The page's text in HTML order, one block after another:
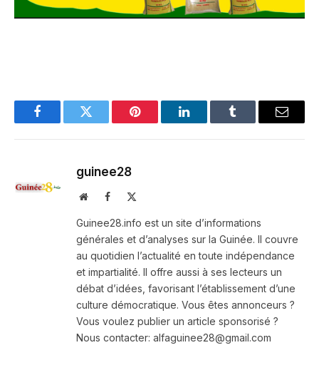
FacebookTwitter Pinterest LinkedInTumblr Email
guinee28
WebsiteFacebook
Guinee28.info est un site d’informations
générales et d’analyses sur la Guinée. Il couvre
au quotidien l’actualité en toute indépendance
et impartialité. Il offre aussi à ses lecteurs un
débat d’idées, favorisant l’établissement d’une
culture démocratique. Vous êtes annonceurs ?
Vous voulez publier un article sponsorisé ?
Nous contacter: alfaguinee28@gmail.com